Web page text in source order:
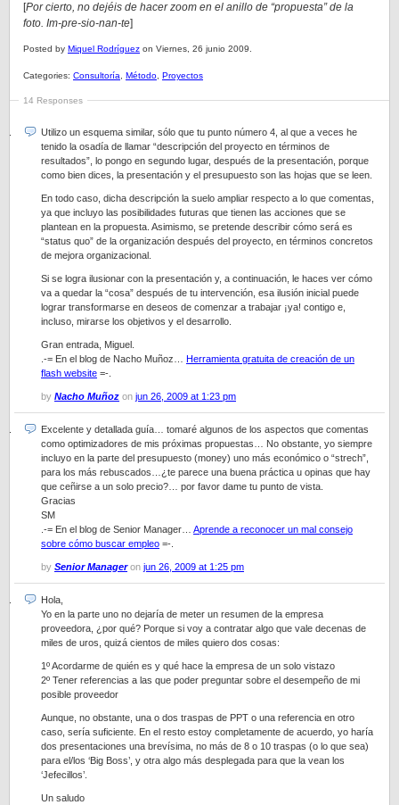
[Por cierto, no dejéis de hacer zoom en el anillo de “propuesta” de la
foto. Im-pre-sio-nan-te]
Posted by Miquel Rodríguez on Viernes, 26 junio 2009.
Categories: Consultoría Método Proyectos
14 Responses
Utilizo un esquema similar, sólo que tu punto número 4, al que a veces he
tenido la osadía de llamar “descripción del proyecto en términos de
resultados”, lo pongo en segundo lugar, después de la presentación, porque
como bien dices, la presentación y el presupuesto son las hojas que se leen.
En todo caso, dicha descripción la suelo ampliar respecto a lo que comentas,
ya que incluyo las posibilidades futuras que tienen las acciones que se
plantean en la propuesta. Asimismo, se pretende describir cómo será es
“status quo” de la organización después del proyecto, en términos concretos
de mejora organizacional.
Si se logra ilusionar con la presentación y, a continuación, le haces ver cómo
va a quedar la “cosa” después de tu intervención, esa ilusión inicial puede
lograr transformarse en deseos de comenzar a trabajar ¡ya! contigo e,
incluso, mirarse los objetivos y el desarrollo.
Gran entrada, Miguel.
.-= En el blog de Nacho Muñoz… Herramienta gratuita de creación de un
flash website =-.
by Nacho Muñoz on jun 26, 2009 at 1:23 pm
Excelente y detallada guía… tomaré algunos de los aspectos que comentas
como optimizadores de mis próximas propuestas… No obstante, yo siempre
incluyo en la parte del presupuesto (money) uno más económico o “strech”,
para los más rebuscados…¿te parece una buena práctica u opinas que hay
que ceñirse a un solo precio?… por favor dame tu punto de vista.
Gracias
SM
.-= En el blog de Senior Manager… Aprende a reconocer un mal consejo
sobre cómo buscar empleo =-.
by Senior Manageron jun 26, 2009 at 1:25 pm
Hola,
Yo en la parte uno no dejaría de meter un resumen de la empresa
proveedora, ¿por qué? Porque si voy a contratar algo que vale decenas de
miles de uros, quizá cientos de miles quiero dos cosas:
1º Acordarme de quién es y qué hace la empresa de un solo vistazo
2º Tener referencias a las que poder preguntar sobre el desempeño de mi
posible proveedor
Aunque, no obstante, una o dos traspas de PPT o una referencia en otro
caso, sería suficiente. En el resto estoy completamente de acuerdo, yo haría
dos presentaciones una brevísima, no más de 8 o 10 traspas (o lo que sea)
para el/los ‘Big Boss’, y otra algo más desplegada para que la vean los
‘Jefecillos’.
Un saludo